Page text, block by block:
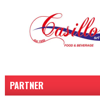
PARTNER